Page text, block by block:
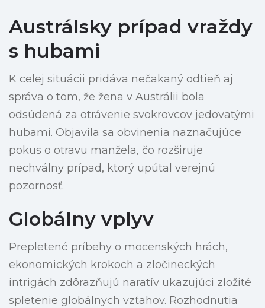
Austrálsky prípad vraždy
s hubami
K celej situácii pridáva nečakaný odtieň aj
správa o tom, že žena v Austrálii bola
odsúdená za otrávenie svokrovcov jedovatými
hubami. Objavila sa obvinenia naznačujúce
pokus o otravu manžela, čo rozširuje
nechválny prípad, ktorý upútal verejnú
pozornosť.
Globálny vplyv
Prepletené príbehy o mocenských hrách,
ekonomických krokoch a zločineckých
intrigách zdôrazňujú naratív ukazujúci zložité
spletenie globálnych vzťahov. Rozhodnutia